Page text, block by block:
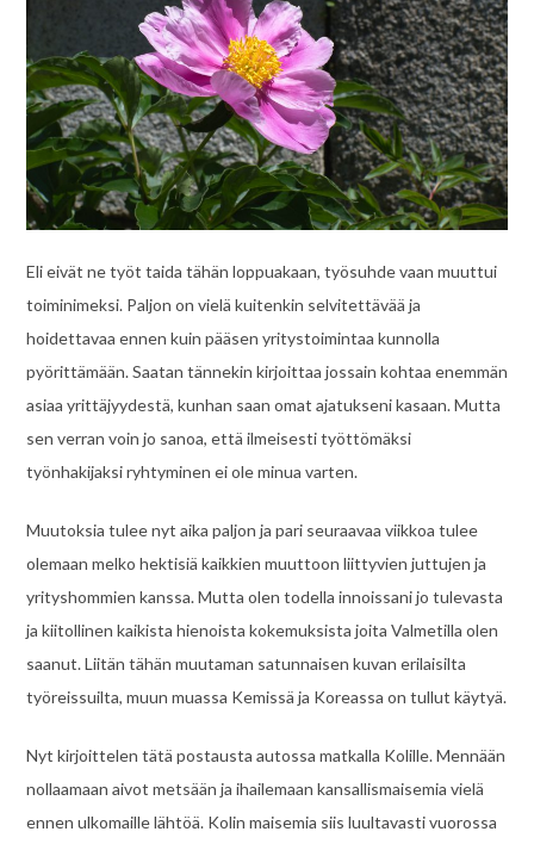
Eli eivät ne työt taida tähän loppuakaan, työsuhde vaan muuttui
toiminimeksi. Paljon on vielä kuitenkin selvitettävää ja
hoidettavaa ennen kuin pääsen yritystoimintaa kunnolla
pyörittämään. Saatan tännekin kirjoittaa jossain kohtaa enemmän
asiaa yrittäjyydestä, kunhan saan omat ajatukseni kasaan. Mutta
sen verran voin jo sanoa, että ilmeisesti työttömäksi
työnhakijaksi ryhtyminen ei ole minua varten.
Muutoksia tulee nyt aika paljon ja pari seuraavaa viikkoa tulee
olemaan melko hektisiä kaikkien muuttoon liittyvien juttujen ja
yrityshommien kanssa. Mutta olen todella innoissani jo tulevasta
ja kiitollinen kaikista hienoista kokemuksista joita Valmetilla olen
saanut. Liitän tähän muutaman satunnaisen kuvan erilaisilta
työreissuilta, muun muassa Kemissä ja Koreassa on tullut käytyä.
Nyt kirjoittelen tätä postausta autossa matkalla Kolille. Mennään
nollaamaan aivot metsään ja ihailemaan kansallismaisemia vielä
ennen ulkomaille lähtöä. Kolin maisemia siis luultavasti vuorossa